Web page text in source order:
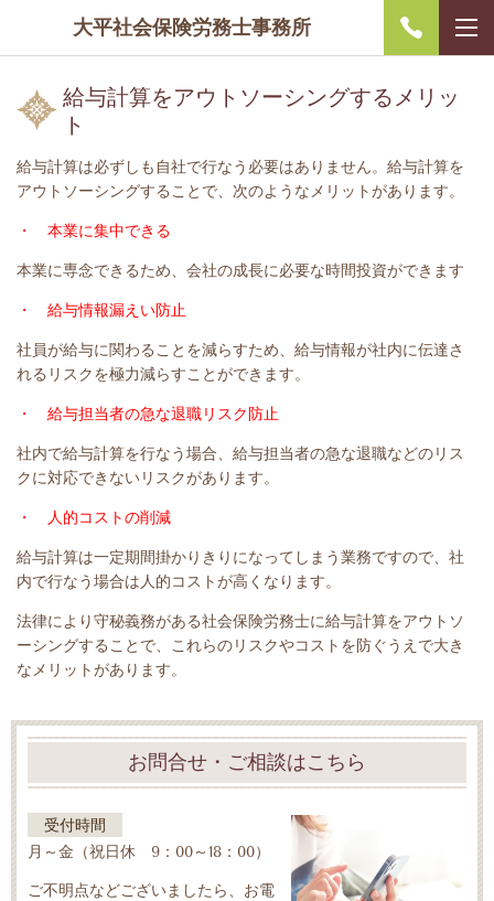
大平社会保険労務士事務所
給与計算をアウトソーシングするメリッ
ト
給与計算は必ずしも自社で行なう必要はありません。給与計算を
アウトソーシングすることで、次のようなメリットがあります。
・ 本業に集中できる
本業に専念できるため、会社の成長に必要な時間投資ができます
・ 給与情報漏えい防止
社員が給与に関わることを減らすため、給与情報が社内に伝達さ
れるリスクを極力減らすことができます。
・ 給与担当者の急な退職リスク防止
社内で給与計算を行なう場合、給与担当者の急な退職などのリス
クに対応できないリスクがあります。
・ 人的コストの削減
給与計算は一定期間掛かりきりになってしまう業務ですので、社
内で行なう場合は人的コストが高くなります。
法律により守秘義務がある社会保険労務士に給与計算をアウトソ
ーシングすることで、これらのリスクやコストを防ぐうえで大き
なメリットがあります。
お問合せ・ご相談はこちら
受付時間
月～金（祝日休 9：00～18：00）
ご不明点などございましたら、お電